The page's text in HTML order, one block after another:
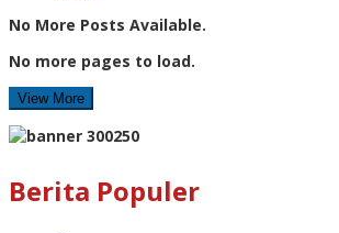
No More Posts Available.
No more pages to load.
View More
Berita Populer